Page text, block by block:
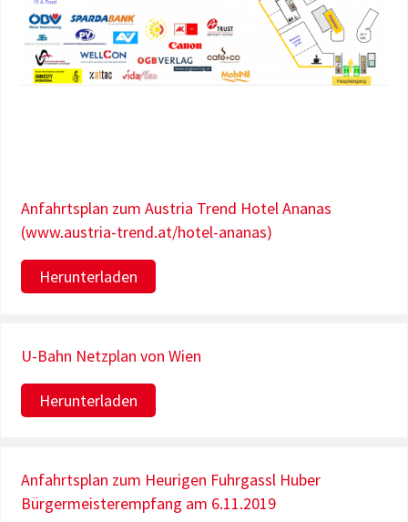
Anfahrtsplan zum Austria Trend Hotel Ananas
(www.austria-trend.at/hotel-ananas)
Herunterladen
U-Bahn Netzplan von Wien
Herunterladen
Anfahrtsplan zum Heurigen Fuhrgassl Huber
Bürgermeisterempfang am 6.11.2019